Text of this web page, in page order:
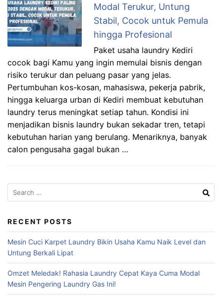
Modal Terukur, Untung
Stabil, Cocok untuk Pemula
hingga Profesional
Paket usaha laundry Kediri
cocok bagi Kamu yang ingin memulai bisnis dengan
risiko terukur dan peluang pasar yang jelas.
Pertumbuhan kos-kosan, mahasiswa, pekerja pabrik,
hingga keluarga urban di Kediri membuat kebutuhan
laundry terus meningkat setiap tahun. Kondisi ini
menjadikan bisnis laundry bukan sekadar tren, tetapi
kebutuhan harian yang berulang. Menariknya, banyak
calon pengusaha gagal bukan …
Search
for:
RECENT POSTS
Mesin Cuci Karpet Laundry Bikin Usaha Kamu Naik Level dan
Untung Berkali Lipat
Omzet Meledak! Rahasia Laundry Cepat Kaya Cuma Modal
Mesin Pengering Laundry Gas Ini!